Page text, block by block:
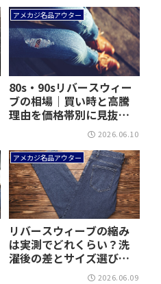
アメカジ名品アウター
80s・90sリバースウィー
ブの相場｜買い時と高騰
理由を価格帯別に見抜
2026.06.10
アメカジ名品アウター
リバースウィーブの縮み
は実測でどれくらい？洗
濯後の差とサイズ選びが
2026.06.09